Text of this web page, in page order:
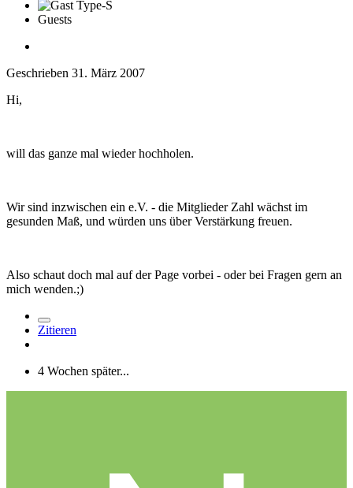
Guests
Geschrieben 31. März 2007
Hi,
will das ganze mal wieder hochholen.
Wir sind inzwischen ein e.V. - die Mitglieder Zahl wächst im
gesunden Maß, und würden uns über Verstärkung freuen.
Also schaut doch mal auf der Page vorbei - oder bei Fragen gern an
mich wenden.;)
Zitieren
4 Wochen später...